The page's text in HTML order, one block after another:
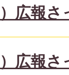
広報さ
広報さ